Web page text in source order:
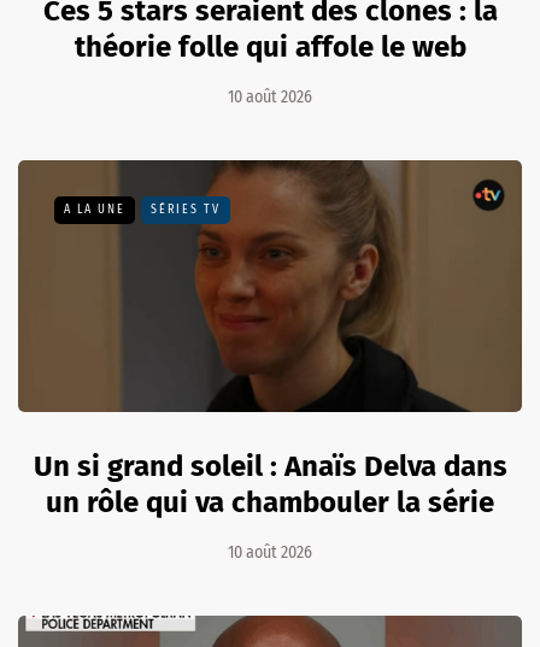
Ces 5 stars seraient des clones : la
théorie folle qui affole le web
10 août 2026
A LA UNE SÉRIES TV
Un si grand soleil : Anaïs Delva dans
un rôle qui va chambouler la série
10 août 2026